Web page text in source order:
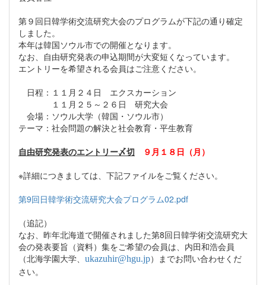
第９回日韓学術交流研究大会のプログラムが下記の通り確定
しました。
本年は韓国ソウル市での開催となります。
なお、自由研究発表の申込期間が大変短くなっています。
エントリーを希望される会員はご注意ください。
日程：１１月２４日 エクスカーション
１１月２５～２６日 研究大会
会場：ソウル大学（韓国・ソウル市）
テーマ：社会問題の解決と社会教育・平生教育
自由研究発表のエントリー〆切
９月１８日（月）
※詳細につきましては、下記ファイルをご覧ください。
第9回日韓学術交流研究大会プログラム02.pdf
（追記）
なお、昨年北海道で開催されました第8回日韓学術交流研究大
会の発表要旨（資料）集をご希望の会員は、内田和浩会員
（北海学園大学、 ukazuhir@hgu.jp）までお問い合わせくだ
さい。